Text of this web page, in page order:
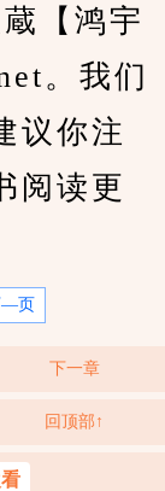
【鸿宇
。我们
议你注
阅读更
—页
下一章
回顶部↑